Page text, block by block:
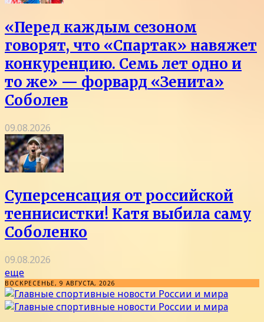
«Перед каждым сезоном
говорят, что «Спартак» навяжет
конкуренцию. Семь лет одно и
то же» — форвард «Зенита»
Соболев
09.08.2026
Суперсенсация от российской
теннисистки! Катя выбила саму
Соболенко
09.08.2026
еще
ВОСКРЕСЕНЬЕ, 9 АВГУСТА, 2026